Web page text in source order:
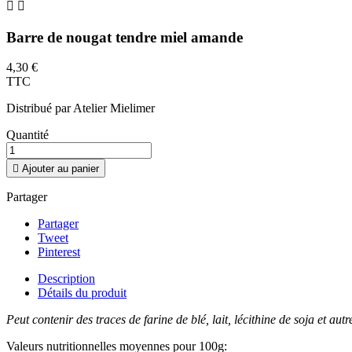
 
Barre de nougat tendre miel amande
4,30 €
TTC
Distribué par Atelier Mielimer
Quantité
 Ajouter au panier
Partager
Partager
Tweet
Pinterest
Description
Détails du produit
Peut contenir des traces de farine de blé, lait, lécithine de soja et
Valeurs nutritionnelles moyennes pour 100g: